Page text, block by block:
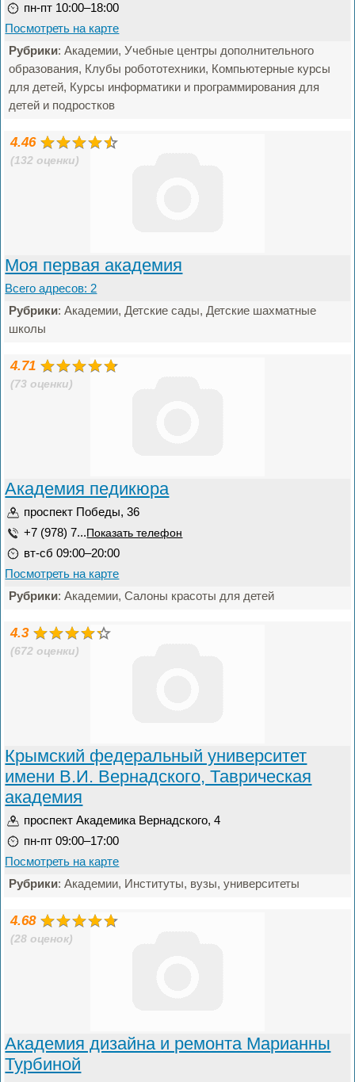
пн-пт 10:00–18:00
Посмотреть на карте
Рубрики: Академии, Учебные центры дополнительного
образования, Клубы робототехники, Компьютерные курсы
для детей, Курсы информатики и программирования для
детей и подростков
4.46
(132 оценки)
Моя первая академия
Всего адресов: 2
Рубрики: Академии, Детские сады, Детские шахматные
школы
4.71
(73 оценки)
Академия педикюра
проспект Победы, 36
+7 (978) 7... Показать телефон
вт-сб 09:00–20:00
Посмотреть на карте
Рубрики: Академии, Салоны красоты для детей
4.3
(672 оценки)
Крымский федеральный университет
имени В.И. Вернадского, Таврическая
академия
проспект Академика Вернадского, 4
пн-пт 09:00–17:00
Посмотреть на карте
Рубрики: Академии, Институты, вузы, университеты
4.68
(28 оценок)
Академия дизайна и ремонта Марианны
Турбиной